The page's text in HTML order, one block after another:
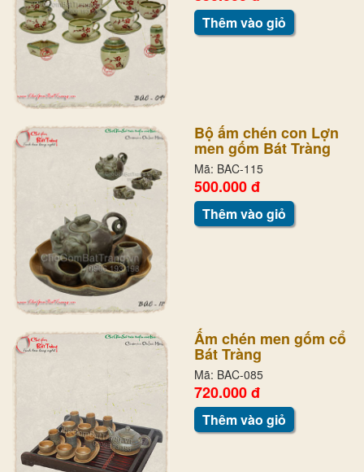
Thêm vào giỏ
Bộ ấm chén con Lợn
men gốm Bát Tràng
Mã: BAC-115
500.000 đ
Thêm vào giỏ
Ấm chén men gốm cổ
Bát Tràng
Mã: BAC-085
720.000 đ
Thêm vào giỏ